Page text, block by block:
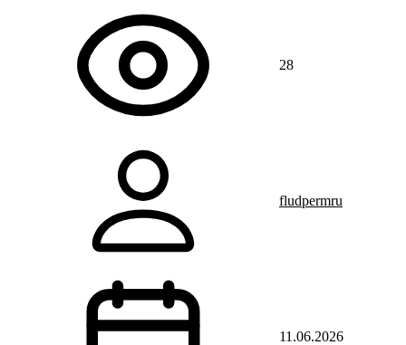
28
fludpermru
11.06.2026